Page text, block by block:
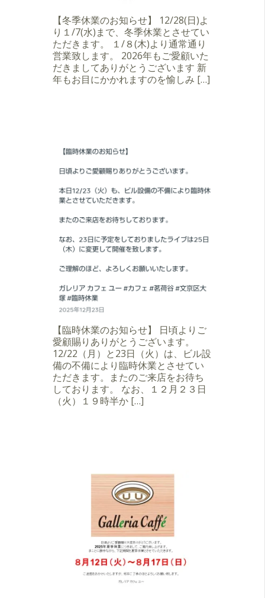
【冬季休業のお知らせ】 12/28(日)よ
り１/7(水)まで、冬季休業とさせてい
ただきます。 １/８(木)より通常通り
営業致します。 2026年もご愛顧いた
だきましてありがとうございます 新
年もお目にかかれますのを愉しみ […]
【臨時休業のお知らせ】 日頃よりご
愛顧賜りありがとうございます。
12/22（月）と23日（火）は、ビル設
備の不備により臨時休業とさせてい
ただきます。またのご来店をお待ち
しております。 なお、１２月２３日
（火）１９時半か […]